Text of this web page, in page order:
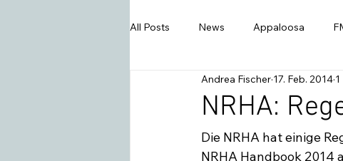
All Posts News Appaloosa
Wissen Swiss
Extreme Trail Western
NRHA:
Andrea Fischer 17. Feb. 2014
Die NRHA hat einige
NRHA Handbook